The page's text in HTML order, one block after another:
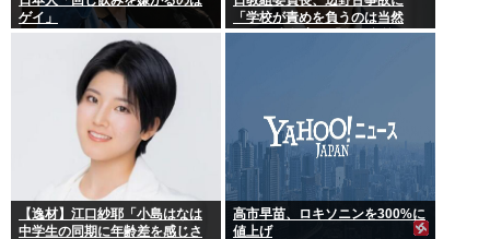
ゲイ」
「学校が責めを負うのは当然
だ」 平和教育は「存在意義」
【逸材】江口紗耶「小島はなは
中学生の同期に年齢差を感じさ
高市早苗、ロキソニンを300%に
値上げ